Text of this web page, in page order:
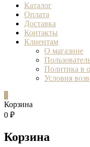
Каталог
Оплата
Доставка
Контакты
Клиентам
О магазине
Политика в
Условия
Корзина
0 ₽
Корзина